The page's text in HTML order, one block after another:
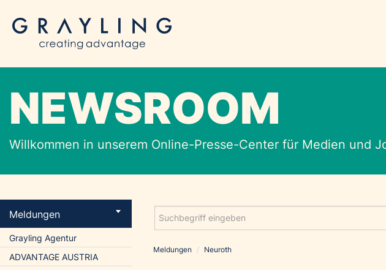
NEWSROOM
Willkommen in unserem Online-Presse-Center für Medien und
Meldungen
Grayling Agentur
ADVANTAGE AUSTRIA
Meldungen / Neuroth